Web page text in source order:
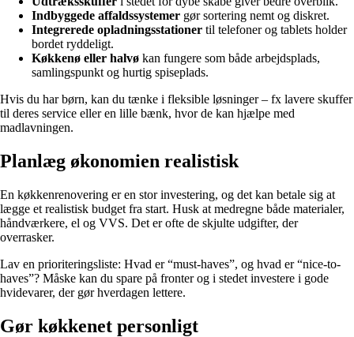
Indbyggede affaldssystemer gør sortering nemt og diskret.
Integrerede opladningsstationer til telefoner og tablets holder
bordet ryddeligt.
Køkkenø eller halvø kan fungere som både arbejdsplads,
samlingspunkt og hurtig spiseplads.
Hvis du har børn, kan du tænke i fleksible løsninger – fx lavere skuffer
til deres service eller en lille bænk, hvor de kan hjælpe med
madlavningen.
Planlæg økonomien realistisk
En køkkenrenovering er en stor investering, og det kan betale sig at
lægge et realistisk budget fra start. Husk at medregne både materialer,
håndværkere, el og VVS. Det er ofte de skjulte udgifter, der
overrasker.
Lav en prioriteringsliste: Hvad er “must-haves”, og hvad er “nice-to-
haves”? Måske kan du spare på fronter og i stedet investere i gode
hvidevarer, der gør hverdagen lettere.
Gør køkkenet personligt